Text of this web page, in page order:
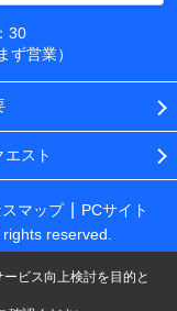
30
ず営業）
エスト
マップ
PCサイト
reserved.
ビス向上検討を目的と